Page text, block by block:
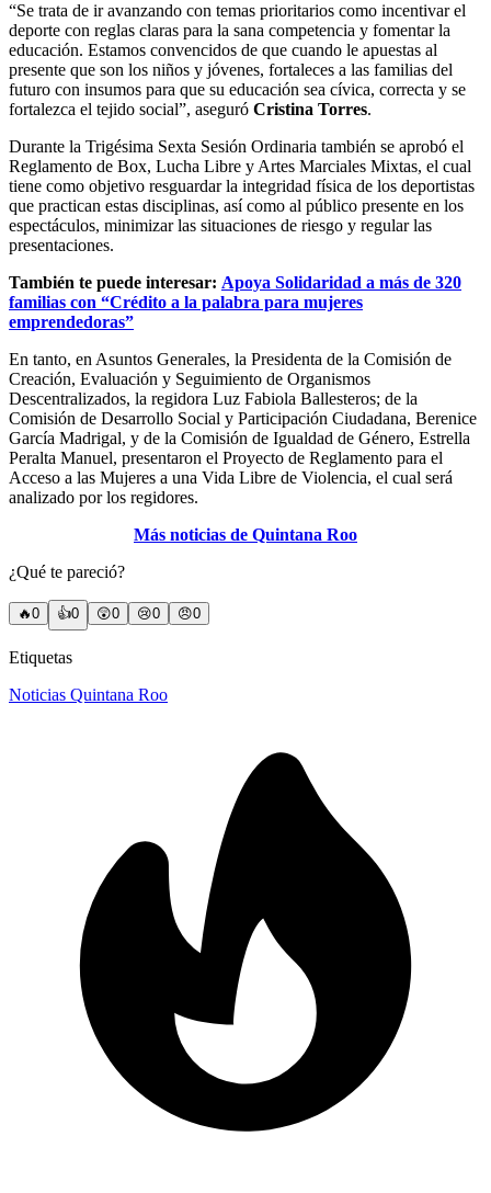
“Se trata de ir avanzando con temas prioritarios como incentivar el
deporte con reglas claras para la sana competencia y fomentar la
educación. Estamos convencidos de que cuando le apuestas al
presente que son los niños y jóvenes, fortaleces a las familias del
futuro con insumos para que su educación sea cívica, correcta y se
fortalezca el tejido social”, aseguró Cristina Torres.
Durante la Trigésima Sexta Sesión Ordinaria también se aprobó el
Reglamento de Box, Lucha Libre y Artes Marciales Mixtas, el cual
tiene como objetivo resguardar la integridad física de los deportistas
que practican estas disciplinas, así como al público presente en los
espectáculos, minimizar las situaciones de riesgo y regular las
presentaciones.
También te puede interesar: Apoya Solidaridad a más de 320
familias con “Crédito a la palabra para mujeres
emprendedoras”
En tanto, en Asuntos Generales, la Presidenta de la Comisión de
Creación, Evaluación y Seguimiento de Organismos
Descentralizados, la regidora Luz Fabiola Ballesteros; de la
Comisión de Desarrollo Social y Participación Ciudadana, Berenice
García Madrigal, y de la Comisión de Igualdad de Género, Estrella
Peralta Manuel, presentaron el Proyecto de Reglamento para el
Acceso a las Mujeres a una Vida Libre de Violencia, el cual será
analizado por los regidores.
Más noticias de Quintana Roo
¿Qué te pareció?
🔥0 👍0 😲0 😢0 😠0
Etiquetas
Noticias Quintana Roo